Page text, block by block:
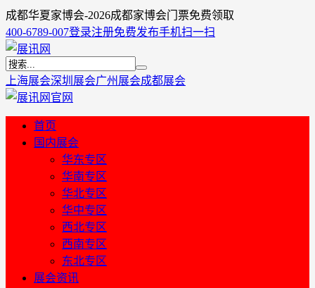
成都华夏家博会-2026成都家博会门票免费领取
400-6789-007登录注册免费发布手机扫一扫
上海展会深圳展会广州展会成都展会
首页
国内展会
华东专区
华南专区
华北专区
华中专区
西北专区
西南专区
东北专区
展会资讯